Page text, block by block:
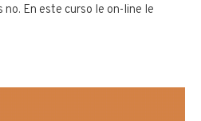
En este curso le on-line le